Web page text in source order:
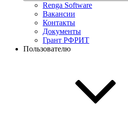
Renga Software
Вакансии
Контакты
Документы
Грант РФРИТ
Пользователю